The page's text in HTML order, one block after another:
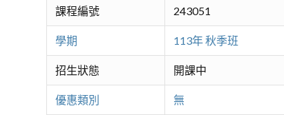
課程編號 243051
學期 113年 秋季班
招生狀態 開課中
優惠類別 無